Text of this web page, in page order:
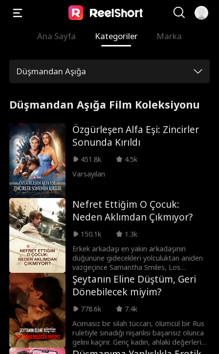
Ana Sayfa Kategoriler Marka
Düşmandan Aşığa
Düşmandan Aşığa Film Koleksiyonu
Özgürleşen Alfa Eşi: Zincirler
Sonunda Kırıldı
451.8k
4.5k
Varsayılan
Nefret Ettiğim O Çocuk:
Neden Aklımdan Çıkmıyor?
150.1k
1.3k
Erkek arkadaşı en yakın arkadaşının
düğününe gidecekleri yolculuktan aniden
vazgeçince Samantha Smiles, Los
Angeles'tan New York'a uzanan o uzun
yolu son beş yıldır unutmaya çalıştığı
çocukla gitmek zorunda kalır. Gizli bir yaz
gecesini paylaştığı o çocukla. Tüm ilklerini
yaşamasına izin verdiği o çocukla:
Namıdiğer en yakın arkadaşının abisi
Tristan Montgomery! Sadakat ile Tristan'a
karşı yeniden alevlenen (ve belki de
karşılıklı olan?) duyguları arasında kalan
Şeytanın Eline Düştüm, Geri
Dönebilecek miyim?
778.6k
7.4k
Acımasız bir silah tüccarı, ölümcül bir Rus
ruletiyle sınadığı nişanlısı başarısız olunca
gelini kaçırır. Genç kadın, ahlaki değerleri
ile kendisini elde etmek için sınır